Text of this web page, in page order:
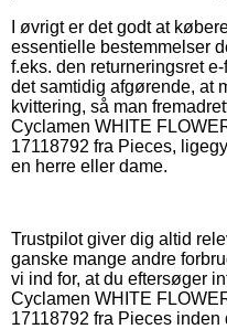
I øvrigt er det godt at
essentielle bestemmelser
f.eks. den returneringsret
det samtidig afgørende, at
kvittering, så man
Cyclamen WHITE
17118792 fra Pieces,
en herre eller dame.
Trustpilot giver dig altid
ganske mange andre
vi ind for, at du eftersøger
Cyclamen WHITE
17118792 fra Pieces inden